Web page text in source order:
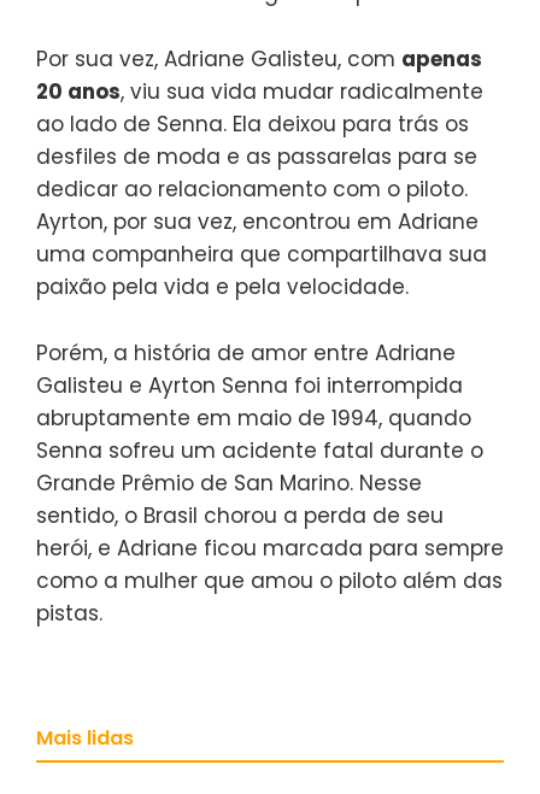
Por sua vez, Adriane Galisteu, com apenas
20 anos, viu sua vida mudar radicalmente
ao lado de Senna. Ela deixou para trás os
desfiles de moda e as passarelas para se
dedicar ao relacionamento com o piloto.
Ayrton, por sua vez, encontrou em Adriane
uma companheira que compartilhava sua
paixão pela vida e pela velocidade.
Porém, a história de amor entre Adriane
Galisteu e Ayrton Senna foi interrompida
abruptamente em maio de 1994, quando
Senna sofreu um acidente fatal durante o
Grande Prêmio de San Marino. Nesse
sentido, o Brasil chorou a perda de seu
herói, e Adriane ficou marcada para sempre
como a mulher que amou o piloto além das
pistas.
Mais lidas